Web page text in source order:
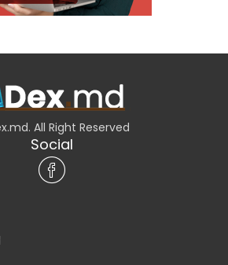
All Right Reserved
Social